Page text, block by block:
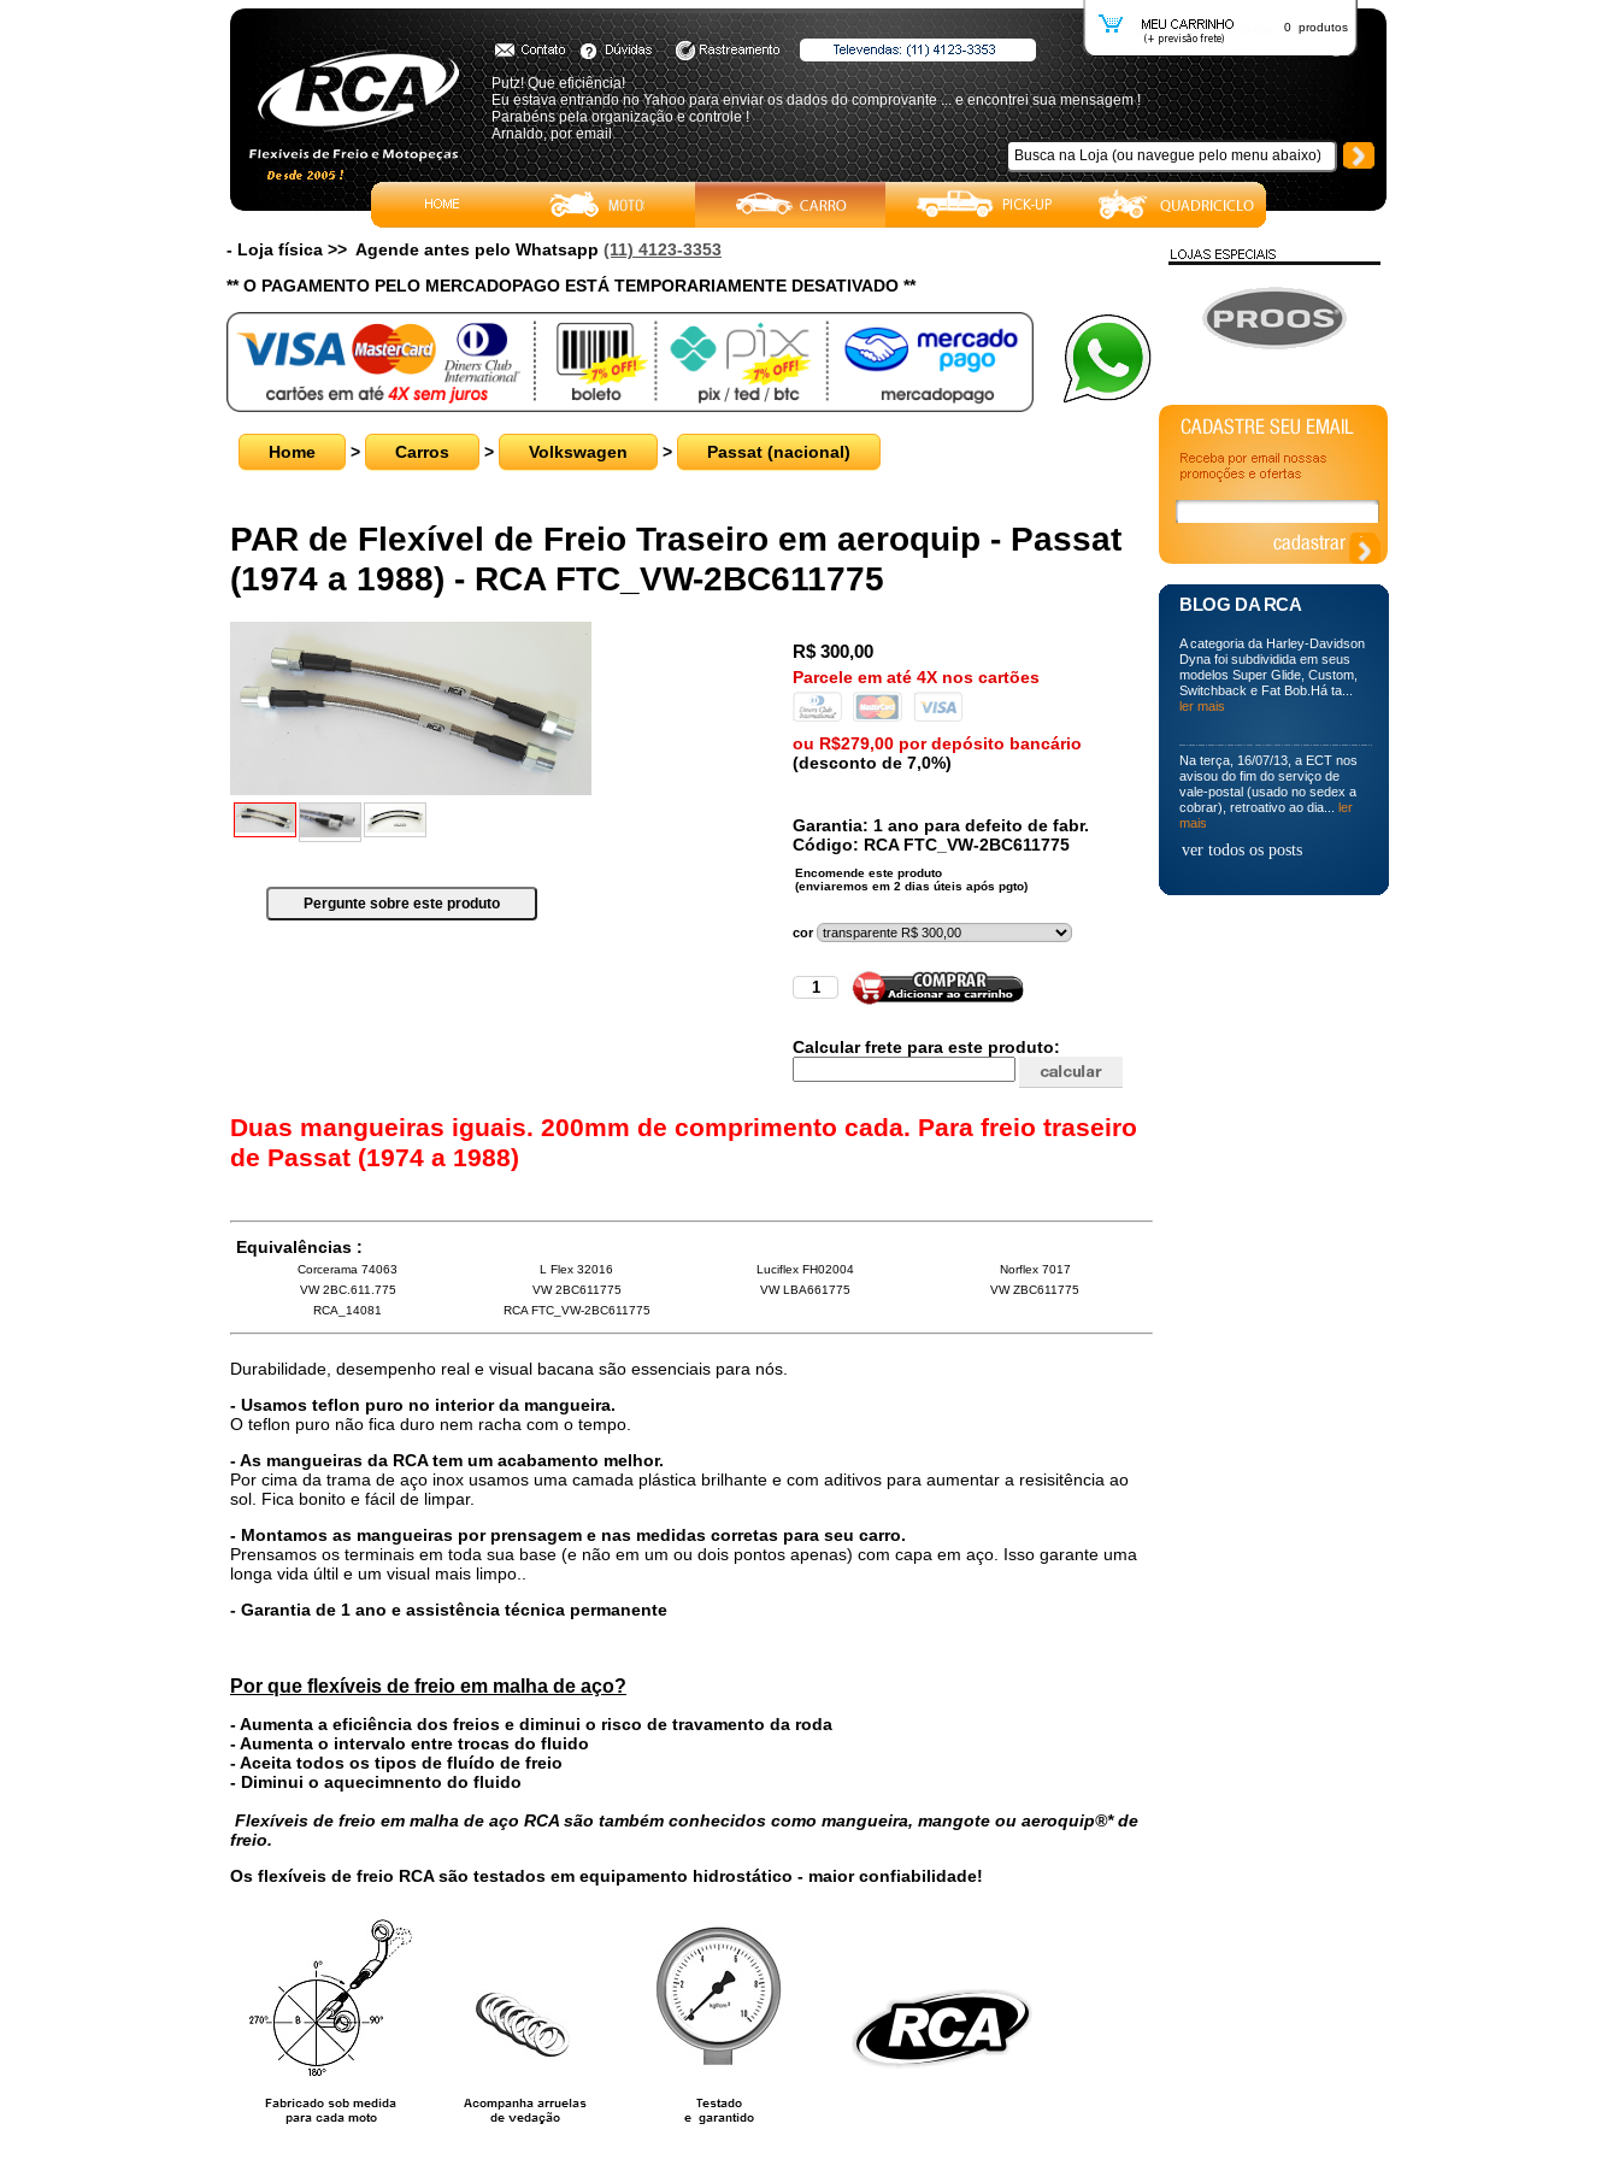
0 produtos
Putz! Que eficiência!
Eu estava entrando no Yahoo para enviar os dados do comprovante ... e encontrei sua mensagem !
Parabéns pela organização e controle !
Arnaldo, por email
- Loja física >> Agende antes pelo Whatsapp (11) 4123-3353
** O PAGAMENTO PELO MERCADOPAGO ESTÁ TEMPORARIAMENTE DESATIVADO **
Home > Carros > Volkswagen > Passat (nacional)
PAR de Flexível de Freio Traseiro em aeroquip - Passat
(1974 a 1988) - RCA FTC_VW-2BC611775
R$300,00
Parcele em até 4X nos cartões
ou R$279,00 por depósito bancário
(desconto de 7,0%)
Garantia: 1 ano para defeito de fabr.
Código: RCAFTC_VW-2BC611775
cor
Calcular frete para este produto:
Duas mangueiras iguais. 200mm de comprimento cada. Para freio traseiro
de Passat (1974 a 1988)
Equivalências :
Corcerama 74063 L Flex 32016 Luciflex FH02004
Norflex 7017
VW 2BC.611.775
VW 2BC611775 VW LBA661775
VW ZBC611775
RCA_14081
RCA FTC_VW-2BC611775
Durabilidade, desempenho real e visual bacana são essenciais para nós.
- Usamos teflon puro no interior da mangueira.
O teflon puro não fica duro nem racha com o tempo.
- As mangueiras da RCA tem um acabamento melhor.
Por cima da trama de aço inox usamos uma camada plástica brilhante e com aditivos para aumentar a resisitência ao
sol. Fica bonito e fácil de limpar.
- Montamos as mangueiras por prensagem e nas medidas corretas para seu carro.
Prensamos os terminais em toda sua base (e não em um ou dois pontos apenas) com capa em aço. Isso garante uma
longa vida últil e um visual mais limpo..
- Garantia de 1 ano e assistência técnica permanente
Por que flexíveis de freio em malha de aço?
- Aumenta a eficiência dos freios e diminui o risco de travamento da roda
- Aumenta o intervalo entre trocas do fluido
- Aceita todos os tipos de fluído de freio
- Diminui o aquecimnento do fluido
Flexíveis de freio em malha de aço RCA são também conhecidos como mangueira, mangote ou aeroquip®* de
freio.
Os flexíveis de freio RCA são testados em equipamento hidrostático - maior confiabilidade!
BLOG DA RCA
A categoria da Harley-Davidson
Dyna foi subdividida em seus
modelos Super Glide, Custom,
Switchback e Fat Bob.Há ta...
ler mais
Na terça, 16/07/13, a ECT nos
avisou do fim do serviço de
vale-postal (usado no sedex a
cobrar), retroativo ao dia... ler
mais
ver todos os posts